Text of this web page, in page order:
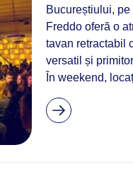
Bucureștiului,
Freddo oferă o
tavan retractabil
versatil și
În weekend,